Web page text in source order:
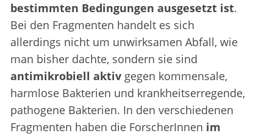
bestimmten Bedingungen ausgesetzt ist.
Bei den Fragmenten handelt es sich
allerdings nicht um unwirksamen Abfall, wie
man bisher dachte, sondern sie sind
antimikrobiell aktiv gegen kommensale,
harmlose Bakterien und krankheitserregende,
pathogene Bakterien. In den verschiedenen
Fragmenten haben die ForscherInnen im